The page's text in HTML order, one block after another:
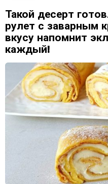
Такой десерт
рулет с заварным
вкусу напомнит
каждый!